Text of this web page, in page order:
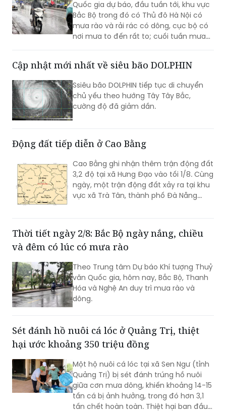
nơi mưa to đến rất to; cuối tuần mưa
xu hướng giảm dần...
Cập nhật mới nhất về siêu bão DOLPHIN
Ssiêu bão DOLPHIN tiếp tục di chuyển
chủ yếu theo hướng Tây Tây Bắc,
cường độ đã giảm dần.
Động đất tiếp diễn ở Cao Bằng
Cao Bằng ghi nhận thêm trận động đất
3,2 độ tại xã Hưng Đạo vào tối 1/8. Cùng
ngày, một trận động đất xảy ra tại khu
vực xã Trà Tân, thành phố Đà Nẵng...
Thời tiết ngày 2/8: Bắc Bộ ngày nắng, chiều
Theo Trung tâm Dự báo Khí tượng Thuỷ
văn Quốc gia, hôm nay, Bắc Bộ, Thanh
Hóa và Nghệ An duy trì mưa rào và
dông.
Sét đánh hồ nuôi cá lóc ở Quảng Trị, thiệt
Một hộ nuôi cá lóc tại xã Sen Ngư (tỉnh
Quảng Trị) bị sét đánh trúng hồ nuôi
giữa cơn mưa dông, khiến khoảng 14-15
tấn cá bị ảnh hưởng, trong đó hơn 3,1
tấn chết hoàn toàn. Thiệt hại ban đầu
ước khoảng 350 triệu đồng.
Siêu bão DOLPHIN giật trên cấp 17, gây biển